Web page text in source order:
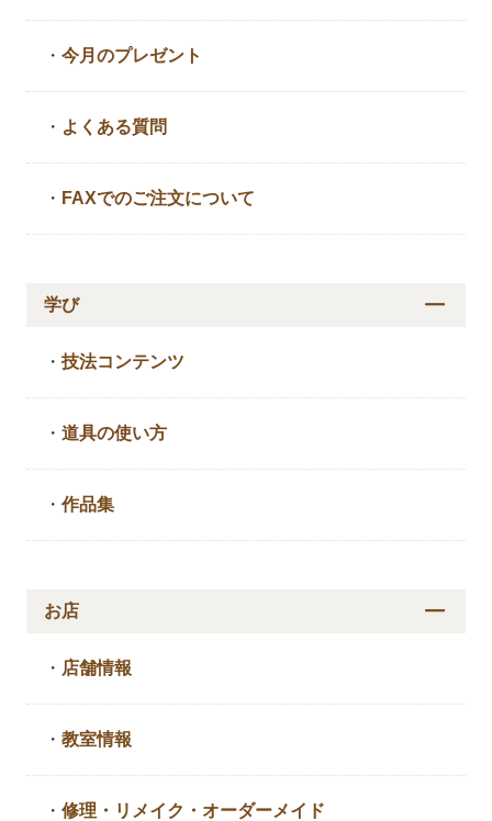
・今月のプレゼント
・ よくある質問
・ FAXでのご注文について
学び
・技法コンテンツ
・道具の使い方
・作品集
お店
・ 店舗情報
・教室情報
・修理・リメイク・ オーダーメイド